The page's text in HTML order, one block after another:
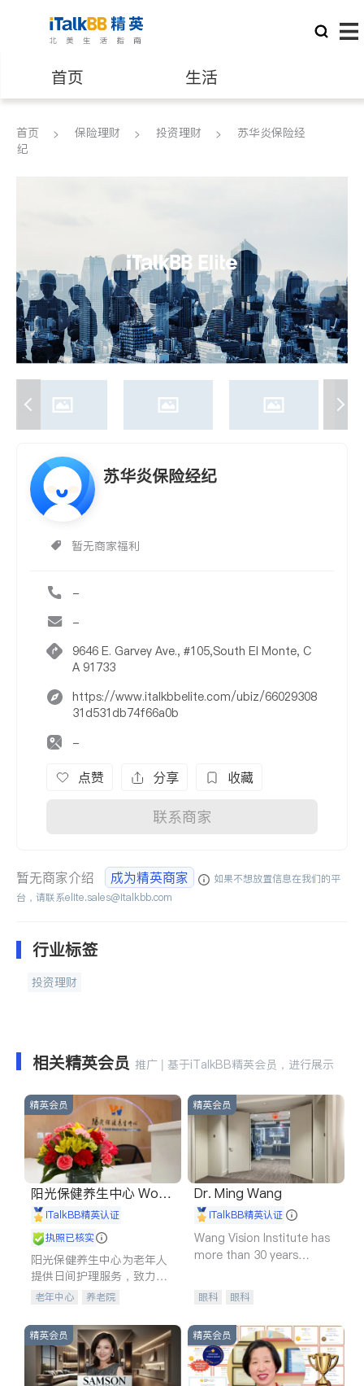
首页 生活
医生 律师
养老 非盈利组织
首页 保险理财 投资理财
苏华炎保险经
纪
苏华炎保险经纪
暂无商家福利
-
-
9646 E. Garvey Ave., #105,South El Monte, C
A 91733
https://www.italkbbelite.com/ubiz/66029308
31d531db74f66a0b
-
点赞 分享 收藏
联系商家
暂无商家介绍 成为精英商家
如果不想放置信息在我们的平
台，请联系elite.sales@italkbb.com
行业标签
投资理财
相关精英会员 推广 | 基于iTalkBB精英会员，进行展示
精英会员
阳光保健养生中心 World
shine
iTalkBB精英认证
执照已核实
阳光保健养生中心为老年人
提供日间护理服务，致力于
通过持续的护理创新来有效
老年中心 养老院
精英会员
Dr. Ming Wang
iTalkBB精英认证
Wang Vision Institute has
more than 30 years
眼科 眼科
精英会员 精英会员